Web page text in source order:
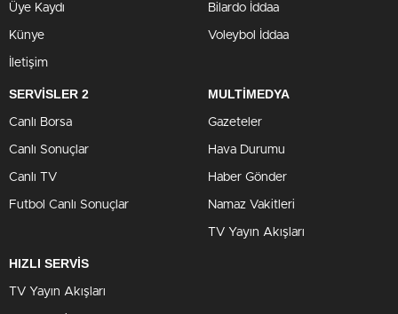
Üye Kaydı
Künye
İletişim
Bilardo İddaa
Voleybol İddaa
SERVİSLER 2
Canlı Borsa
Canlı Sonuçlar
Canlı TV
Futbol Canlı Sonuçlar
MULTİMEDYA
Gazeteler
Hava Durumu
Haber Gönder
Namaz Vakitleri
TV Yayın Akışları
HIZLI SERVİS
TV Yayın Akışları